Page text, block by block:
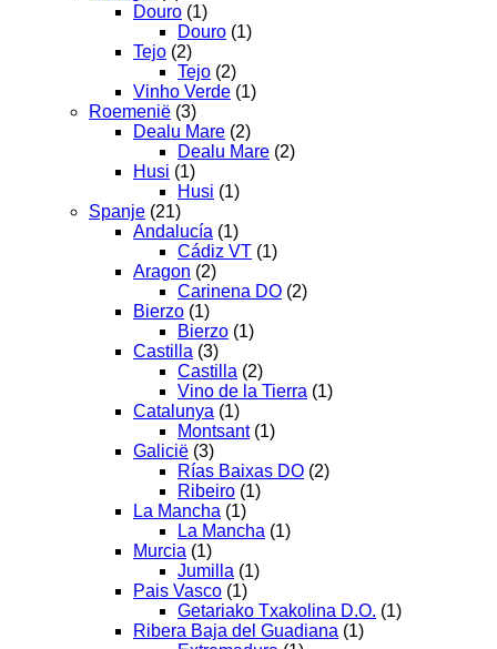
Douro (1)
Douro (1)
Tejo (2)
Tejo (2)
Vinho Verde (1)
Roemenië (3)
Dealu Mare (2)
Dealu Mare (2)
Husi (1)
Husi (1)
Spanje (21)
Andalucía (1)
Cádiz VT (1)
Aragon (2)
Carinena DO (2)
Bierzo (1)
Bierzo (1)
Castilla (3)
Castilla (2)
Vino de la Tierra (1)
Catalunya (1)
Montsant (1)
Galicië (3)
Rías Baixas DO (2)
Ribeiro (1)
La Mancha (1)
La Mancha (1)
Murcia (1)
Jumilla (1)
Pais Vasco (1)
Getariako Txakolina D.O. (1)
Ribera Baja del Guadiana (1)